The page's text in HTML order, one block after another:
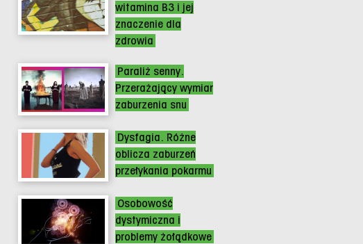
witamina B3 i jej
znaczenie dla
zdrowia
Paraliż senny.
Przerażający wymiar
zaburzenia snu
Dysfagia. Różne
oblicza zaburzeń
przełykania pokarmu
Osobowość
dystymiczna i
problemy żołądkowe